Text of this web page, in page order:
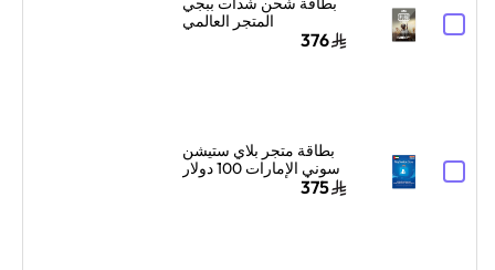
المتجر العالمي
376
بطاقة متجر بلاي ستيشن
سوني الإمارات 100 دولار
أمريكي إرسال الكود375